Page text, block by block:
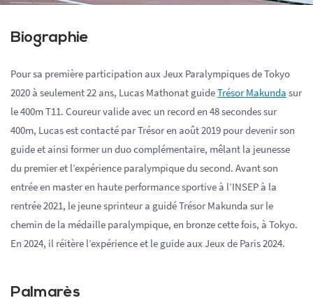
Biographie
Pour sa première participation aux Jeux Paralympiques de Tokyo
2020 à seulement 22 ans, Lucas Mathonat guideTrésor Makunda sur
le 400m T11. Coureur valide avec un record en 48 secondes sur
400m, Lucas est contacté par Trésor en août 2019 pour devenir son
guide et ainsi former un duo complémentaire, mêlant la jeunesse
du premier et l’expérience paralympique du second. Avant son
entrée en master en haute performance sportive à l’INSEP à la
rentrée 2021, le jeune sprinteur a guidé Trésor Makunda sur le
chemin de la médaille paralympique, en bronze cette fois, à Tokyo.
En 2024, il réitère l’expérience et le guide aux Jeux de Paris 2024.
Palmarès